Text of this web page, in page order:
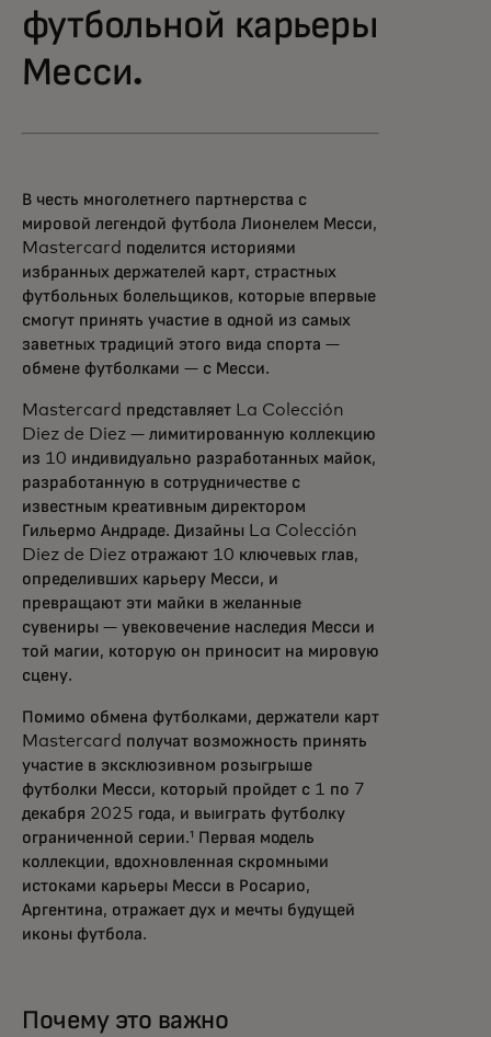
футбольной карьеры
Месси.
В честь многолетнего партнерства с
мировой легендой футбола Лионелем Месси,
Mastercard поделится историями
избранных держателей карт, страстных
футбольных болельщиков, которые впервые
смогут принять участие в одной из самых
заветных традиций этого вида спорта —
обмене футболками — с Месси.
Mastercard представляет La Colección
Diez de Diez — лимитированную коллекцию
из 10 индивидуально разработанных майок,
разработанную в сотрудничестве с
известным креативным директором
Гильермо Андраде. Дизайны La Colección
Diez de Diez отражают 10 ключевых глав,
определивших карьеру Месси, и
превращают эти майки в желанные
сувениры — увековечение наследия Месси и
той магии, которую он приносит на мировую
сцену.
Помимо обмена футболками, держатели карт
Mastercard получат возможность принять
участие в эксклюзивном розыгрыше
футболки Месси, который пройдет с 1 по 7
декабря 2025 года, и выиграть футболку
ограниченной серии.¹ Первая модель
коллекции, вдохновленная скромными
истоками карьеры Месси в Росарио,
Аргентина, отражает дух и мечты будущей
иконы футбола.
Почему это важно